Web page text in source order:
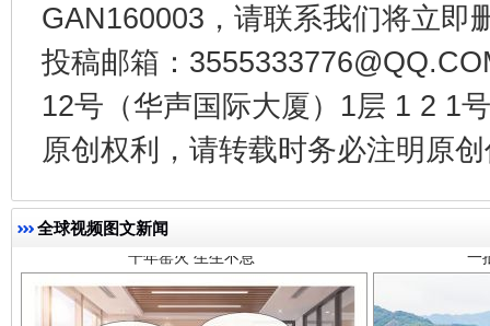
GAN160003，请联系我们将立即
投稿邮箱：
12号（华声国际大厦）1层 1 2 1
原创权利，请转载时务必注明原
全球视频图文新闻
千年窑火 生生不息 一
揭开“小金库”的免责幌子